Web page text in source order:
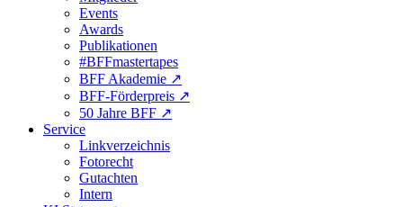
Events
Awards
Publikationen
#BFFmastertapes
BFF Akademie ↗︎
BFF-Förderpreis ↗︎
50 Jahre BFF ↗︎
Service
Linkverzeichnis
Fotorecht
Gutachten
Intern